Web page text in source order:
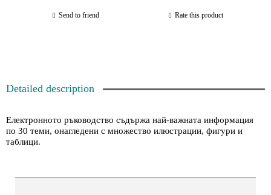
Send to friend Rate this product
Detailed description
Електронното ръководство съдържа най-важната информация
по 30 теми, онагледени с множество илюстрации, фигури и
таблици.